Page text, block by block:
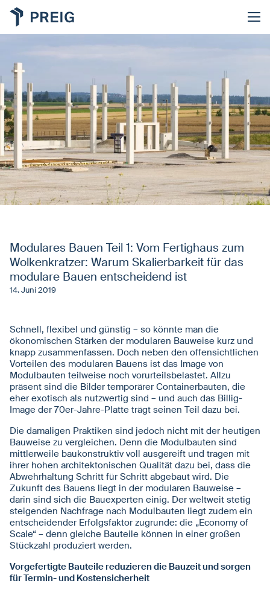
14. Juni 2019
Modulares Bauen Teil 1: Vom Fertighaus zum
Wolkenkratzer: Warum Skalierbarkeit für das
modulare Bauen entscheidend ist
Schnell, flexibel und günstig – so könnte man die
ökonomischen Stärken der modularen Bauweise kurz und
knapp zusammenfassen. Doch neben den offensichtlichen
Vorteilen des modularen Bauens ist das Image von
Modulbauten teilweise noch vorurteilsbelastet. Allzu
präsent sind die Bilder temporärer Containerbauten, die
eher exotisch als nutzwertig sind – und auch das Billig-
Image der 70er-Jahre-Platte trägt seinen Teil dazu bei.
Die damaligen Praktiken sind jedoch nicht mit der heutigen
Bauweise zu vergleichen. Denn die Modulbauten sind
mittlerweile baukonstruktiv voll ausgereift und tragen mit
ihrer hohen architektonischen Qualität dazu bei, dass die
Abwehrhaltung Schritt für Schritt abgebaut wird. Die
Zukunft des Bauens liegt in der modularen Bauweise –
darin sind sich die Bauexperten einig. Der weltweit stetig
steigenden Nachfrage nach Modulbauten liegt zudem ein
entscheidender Erfolgsfaktor zugrunde: die „Economy of
Scale“ – denn gleiche Bauteile können in einer großen
Stückzahl produziert werden.
Vorgefertigte Bauteile reduzieren die Bauzeit und sorgen
für Termin- und Kostensicherheit